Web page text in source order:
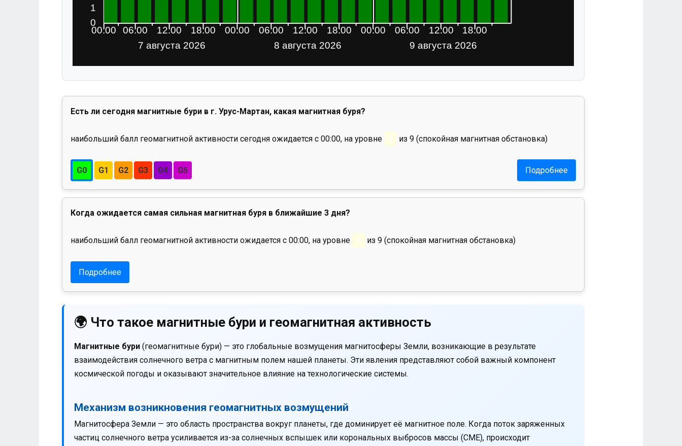
Есть ли сегодня магнитные бури в г. Урус-Мартан, какая магнитная буря?
наибольший балл геомагнитной активности сегодня ожидается с 00:00, на уровне 0 из 9 (спокойная магнитная обстановка)
G0 G1 G2 G3 G4 G5 Подробнее
Когда ожидается самая сильная магнитная буря в ближайшие 3 дня?
наибольший балл геомагнитной активности ожидается с 00:00, на уровне 0 из 9 (спокойная магнитная обстановка)
Подробнее
🌍 Что такое магнитные бури и геомагнитная активность
Магнитные бури (геомагнитные бури) — это глобальные возмущения магнитосферы Земли, возникающие в результате
взаимодействия солнечного ветра с магнитным полем нашей планеты. Эти явления представляют собой важный компонент
космической погоды и оказывают значительное влияние на технологические системы.
Механизм возникновения геомагнитных возмущений
Магнитосфера Земли — это область пространства вокруг планеты, где доминирует её магнитное поле. Когда поток заряженных
частиц солнечного ветра усиливается из-за солнечных вспышек или корональных выбросов массы (CME), происходит